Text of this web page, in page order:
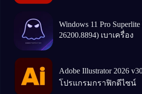
Windows 11 Pro
26200.8894) เบาเครื่อง
Adobe Illustrator 2026
โปรแกรมกราฟิกดีไซน์